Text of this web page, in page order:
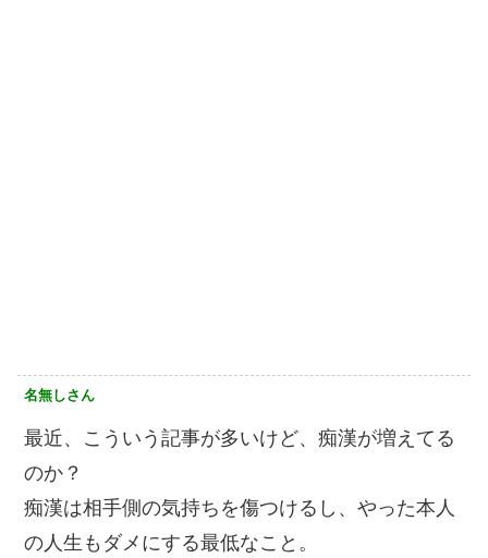
名無しさん
最近、こういう記事が多いけど、痴漢が増えてる
のか？
痴漢は相手側の気持ちを傷つけるし、やった本人
の人生もダメにする最低なこと。